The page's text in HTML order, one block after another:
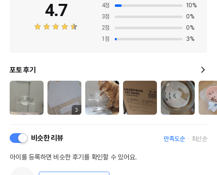
4.7
4점 10%
3점 0%
2점 0%
1 점 3%
포토 후기
3
비슷한 리뷰 만족도순 최신순
아이를 등록하면 비슷한 후기를 확인할 수 있어요.